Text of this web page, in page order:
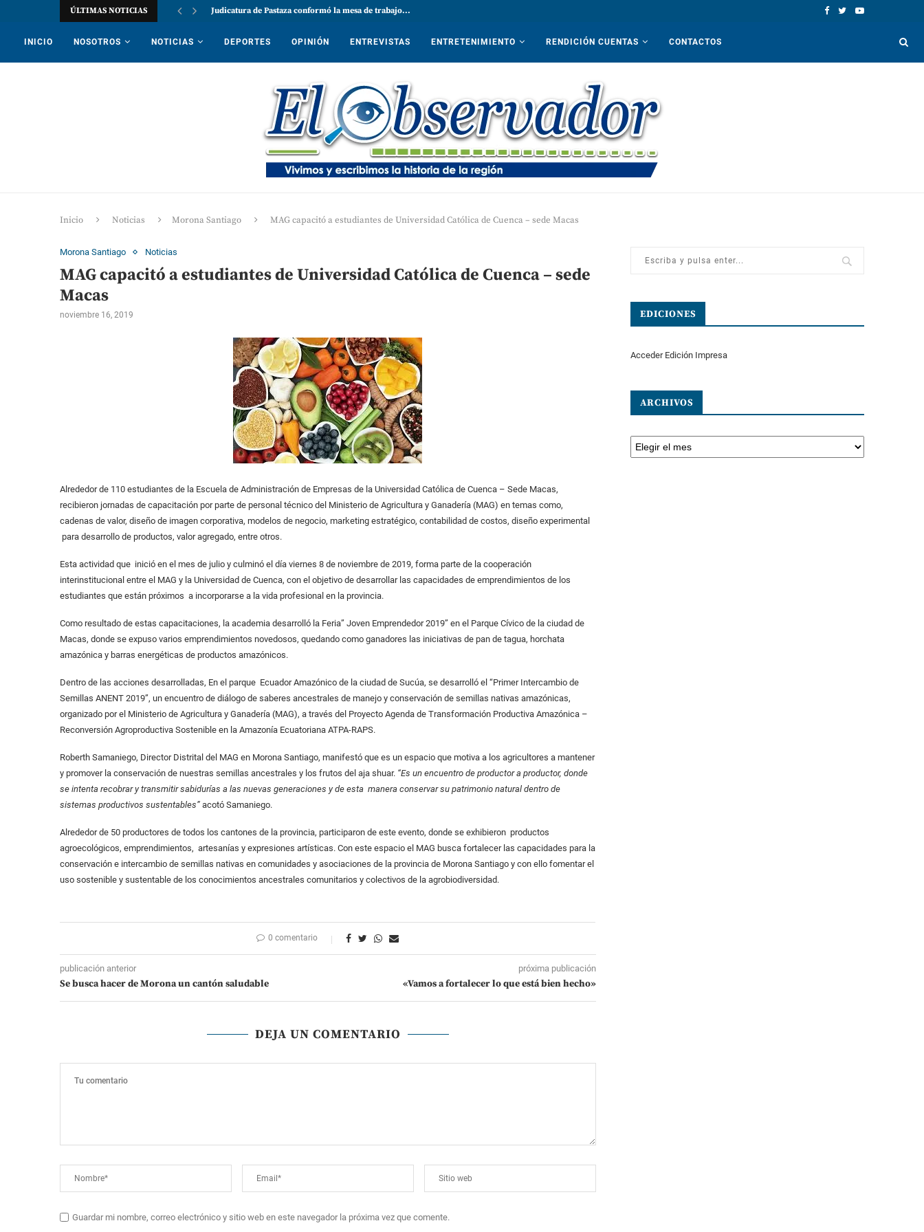
ÚLTIMAS NOTICIAS Judicatura de Pastaza conformó la mesa de trabajo...
INICIO NOSOTROS NOTICIAS DEPORTES OPINIÓN ENTREVISTAS ENTRETENIMIENTO RENDICIÓN CUENTAS CONTACTOS
Inicio Noticias Morona Santiago MAG capacitó a estudiantes de Universidad Católica de Cuenca – sede Macas
Morona Santiago Noticias
MAG capacitó a estudiantes de Universidad Católica de Cuenca – sede
Macas
noviembre 16, 2019
Alrededor de 110 estudiantes de la Escuela de Administración de Empresas de la Universidad Católica de Cuenca – Sede Macas,
recibieron jornadas de capacitación por parte de personal técnico del Ministerio de Agricultura y Ganadería (MAG) en temas como,
cadenas de valor, diseño de imagen corporativa, modelos de negocio, marketing estratégico, contabilidad de costos, diseño experimental
para desarrollo de productos, valor agregado, entre otros.
Esta actividad que inició en el mes de julio y culminó el día viernes 8 de noviembre de 2019, forma parte de la cooperación
interinstitucional entre el MAG y la Universidad de Cuenca, con el objetivo de desarrollar las capacidades de emprendimientos de los
estudiantes que están próximos a incorporarse a la vida profesional en la provincia.
Como resultado de estas capacitaciones, la academia desarrolló la Feria” Joven Emprendedor 2019” en el Parque Cívico de la ciudad de
Macas, donde se expuso varios emprendimientos novedosos, quedando como ganadores las iniciativas de pan de tagua, horchata
amazónica y barras energéticas de productos amazónicos.
Dentro de las acciones desarrolladas, En el parque Ecuador Amazónico de la ciudad de Sucúa, se desarrolló el “Primer Intercambio de
Semillas ANENT 2019”, un encuentro de diálogo de saberes ancestrales de manejo y conservación de semillas nativas amazónicas,
organizado por el Ministerio de Agricultura y Ganadería (MAG), a través del Proyecto Agenda de Transformación Productiva Amazónica –
Reconversión Agroproductiva Sostenible en la Amazonía Ecuatoriana ATPA-RAPS.
Roberth Samaniego, Director Distrital del MAG en Morona Santiago, manifestó que es un espacio que motiva a los agricultores a mantener
y promover la conservación de nuestras semillas ancestrales y los frutos del aja shuar. “Es un encuentro de productor a productor, donde
se intenta recobrar y transmitir sabidurías a las nuevas generaciones y de esta manera conservar su patrimonio natural dentro de
sistemas productivos sustentables” acotó Samaniego.
Alrededor de 50 productores de todos los cantones de la provincia, participaron de este evento, donde se exhibieron productos
agroecológicos, emprendimientos, artesanías y expresiones artísticas. Con este espacio el MAG busca fortalecer las capacidades para la
conservación e intercambio de semillas nativas en comunidades y asociaciones de la provincia de Morona Santiago y con ello fomentar el
uso sostenible y sustentable de los conocimientos ancestrales comunitarios y colectivos de la agrobiodiversidad.
0 comentario
publicación anterior
Se busca hacer de Morona un cantón saludable
próxima publicación
«Vamos a fortalecer lo que está bien hecho»
DEJA UN COMENTARIO
Guardar mi nombre, correo electrónico y sitio web en este navegador la próxima vez que comente.
EDICIONES
Acceder Edición Impresa
ARCHIVOS